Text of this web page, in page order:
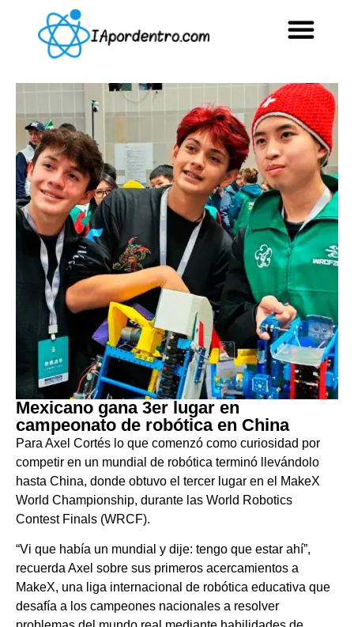
Mexicano gana 3er lugar en
campeonato de robótica en China
Para Axel Cortés lo que comenzó como curiosidad por
competir en un mundial de robótica terminó llevándolo
hasta China, donde obtuvo el tercer lugar en el MakeX
World Championship, durante las World Robotics
Contest Finals (WRCF).
“Vi que había un mundial y dije: tengo que estar ahí”,
recuerda Axel sobre sus primeros acercamientos a
MakeX, una liga internacional de robótica educativa que
desafía a los campeones nacionales a resolver